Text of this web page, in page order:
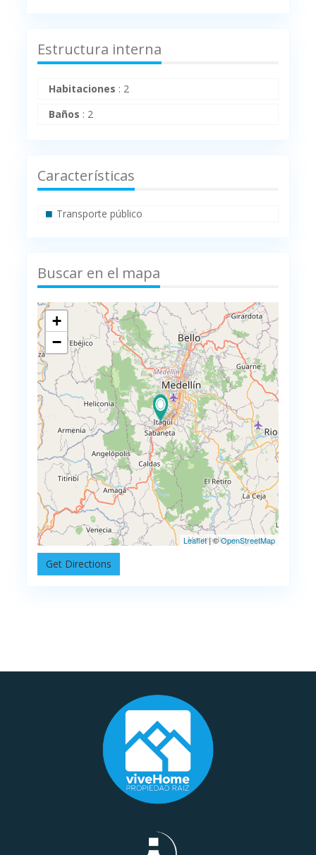
Estructura interna
Habitaciones : 2
Baños : 2
Características
Transporte público
Buscar en el mapa
+
−
Leaflet| ©OpenStreetMap
Get Directions